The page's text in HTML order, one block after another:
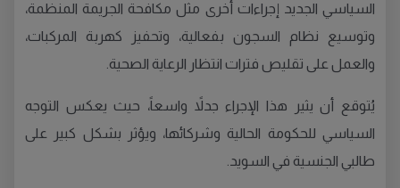
السياسي الجديد إجراءات أخرى مثل مكافحة الجريمة المنظمة،
وتوسيع نظام السجون بفعالية، وتحفيز كهربة المركبات،
والعمل على تقليص فترات انتظار الرعاية الصحية.
يُتوقع أن يثير هذا الإجراء جدلاً واسعاً، حيث يعكس التوجه
السياسي للحكومة الحالية وشركائها، ويؤثر بشكل كبير على
طالبي الجنسية في السويد.